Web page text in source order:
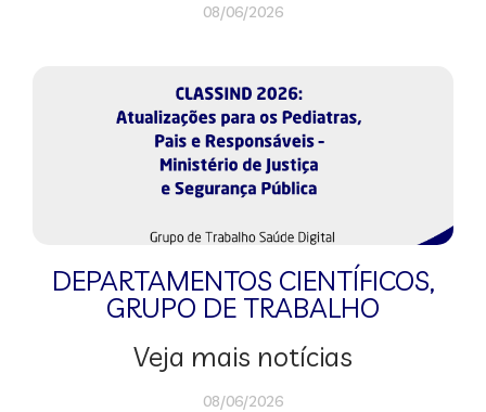
08/06/2026
DEPARTAMENTOS CIENTÍFICOS,
GRUPO DE TRABALHO
Veja mais notícias
08/06/2026